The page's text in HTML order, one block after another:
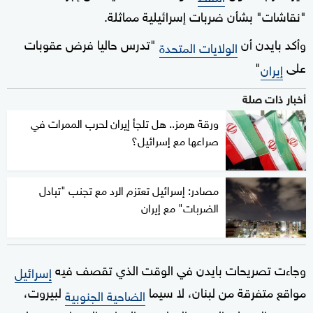
"نقاشات" بشأن ضربات إسرائيلية مماثلة.
وأكد بايدن أنالولايات المتحدة "تدرس حاليا فرض عقوبات
علىإيران"
أخبار ذات صلة
ورقة هرمز.. هل تلجأ إيران لحرب الممرات في
صراعها مع إسرائيل؟
مصادر: إسرائيل تعتزم الرد مع تجنب "تبادل
الضربات" مع إيران
وجاءت تصريحات بايدن في الوقت الذي تقصف فيهإسرائيل
مواقع متفرقة من لبنان، لا سيما الضاحية الجنوبيةلبيروت،